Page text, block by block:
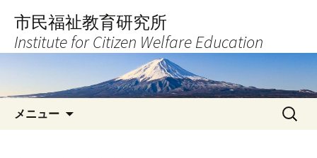
へ
キ
市民福祉教育研究所
Institute for Citizen Welfare Education
メニュー
検
索: